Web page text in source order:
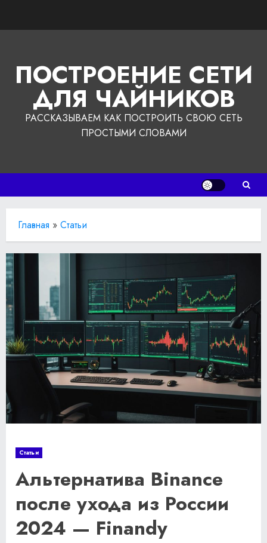
ПОСТРОЕНИЕ СЕТИ
ДЛЯ ЧАЙНИКОВ
РАССКАЗЫВАЕМ КАК ПОСТРОИТЬ СВОЮ СЕТЬ
ПРОСТЫМИ СЛОВАМИ
Главная » Статьи
Статьи
Альтернатива Binance
после ухода из России
2024 — Finandy